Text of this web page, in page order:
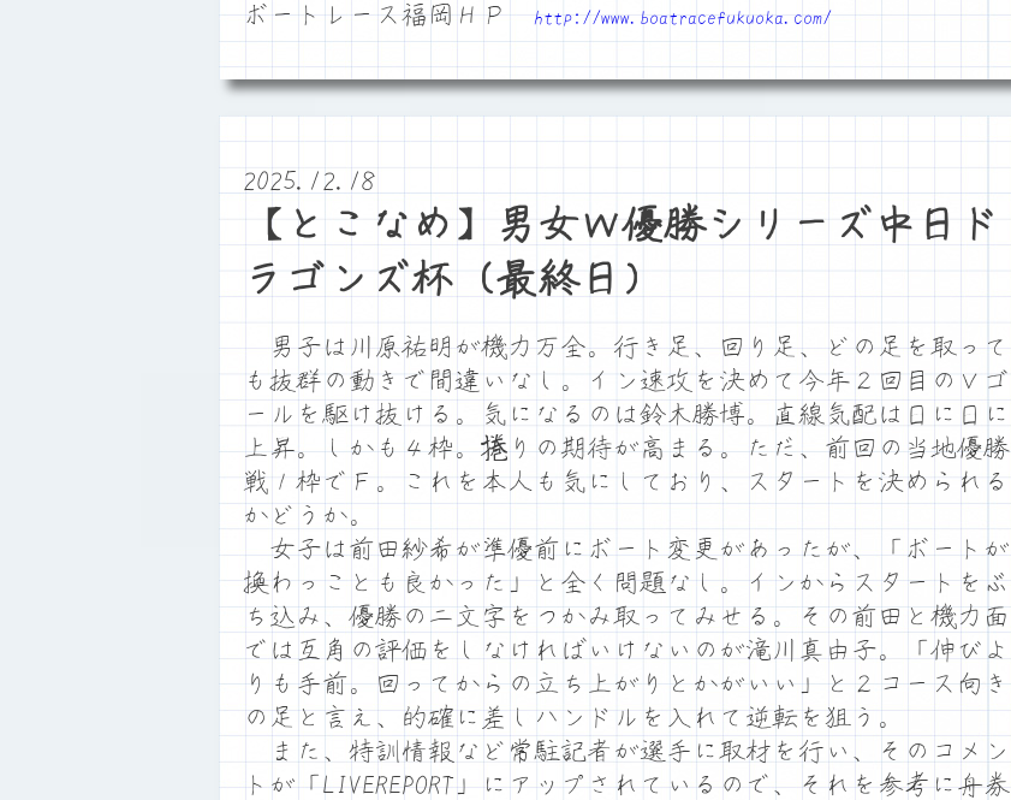
ボートレース福岡ＨＰ
http://www.boatracefukuoka.com/
2025.12.18
【とこなめ】男女Ｗ優勝シリーズ中日ド
ラゴンズ杯（最終日）
男子は川原祐明が機力万全。行き足、回り足、どの足を取って
も抜群の動きで間違いなし。イン速攻を決めて今年２回目のＶゴ
ールを駆け抜ける。気になるのは鈴木勝博。直線気配は日に日に
上昇。しかも４枠。捲りの期待が高まる。ただ、前回の当地優勝
戦１枠でＦ。これを本人も気にしており、スタートを決められる
かどうか。
女子は前田紗希が準優前にボート変更があったが、「ボートが
換わっことも良かった」と全く問題なし。インからスタートをぶ
ち込み、優勝の二文字をつかみ取ってみせる。その前田と機力面
では互角の評価をしなければいけないのが滝川真由子。「伸びよ
りも手前。回ってからの立ち上がりとかがいい」と２コース向き
の足と言え、的確に差しハンドルを入れて逆転を狙う。
また、特訓情報など常駐記者が選手に取材を行い、そのコメン
トが「LIVEREPORT」にアップされているので、それを参考に舟券